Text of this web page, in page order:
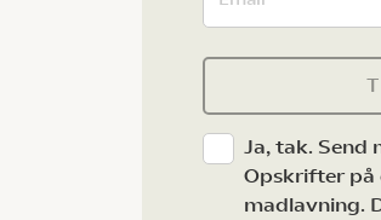
Ja, tak. Send
Opskrifter på
madlavning.